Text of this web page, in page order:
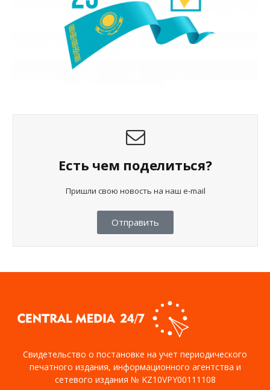
Есть чем поделиться?
Пришли свою новость на наш e-mail
Отправить
Свидетельство о постановке на учет периодического
печатного издания, информационного агентства и
сетевого издания № KZ10VPY00111108